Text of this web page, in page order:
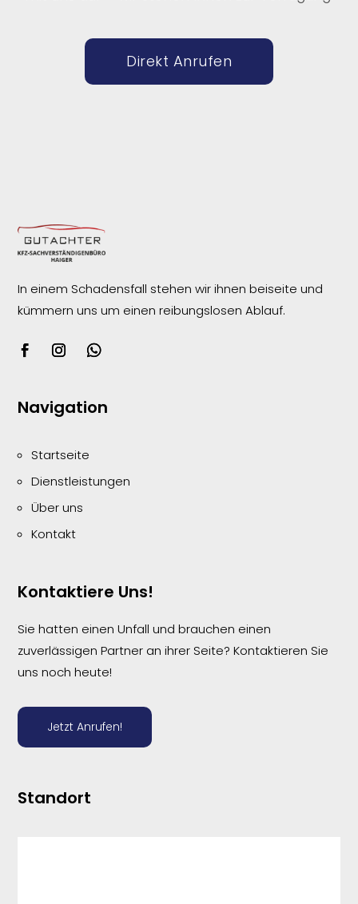
Direkt Anrufen
In einem Schadensfall stehen wir ihnen beiseite und
kümmern uns um einen reibungslosenAblauf.
Navigation
Startseite
Dienstleistungen
Über uns
Kontakt
Kontaktiere Uns!
Sie hatten einen Unfall und brauchen einen
zuverlässigen Partner an ihrer Seite? Kontaktieren Sie
uns noch heute!
Jetzt Anrufen!
Standort